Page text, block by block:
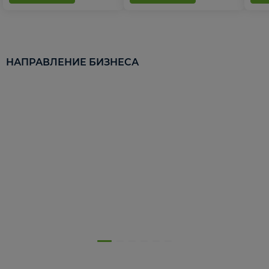
НАПРАВЛЕНИЕ БИЗНЕСА